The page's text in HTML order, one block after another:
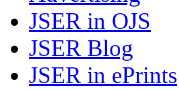
JSER in OJS
JSER Blog
JSER in ePrints